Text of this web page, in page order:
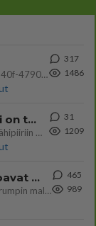
https://www.iltalehti.fi/viihdeuutiset/a/c46da6ab-340f-4790-aaa7-0865eed2336 Yrityksen konkurssihakemus on tullut kärä
317
1486
Tiesitkö? Martina Aitolehden isäpuoli on tämä suosittu laulaja
Martina Aitolehti on seurattu julkisuuden henkilö. Lähipiiriin mahtuu muitakin tunnettuja henkilöitä. Tiesitkö, että Ma
31
1209
Jos SDP ei voita reilusti, persut kumoavat demokratian Suomesta
Näin tekisi ainakin Rydman seuratessaan idolinsa Trumpin mallia https://www.is.fi/politiikka/art-2000012187244.html
465
989